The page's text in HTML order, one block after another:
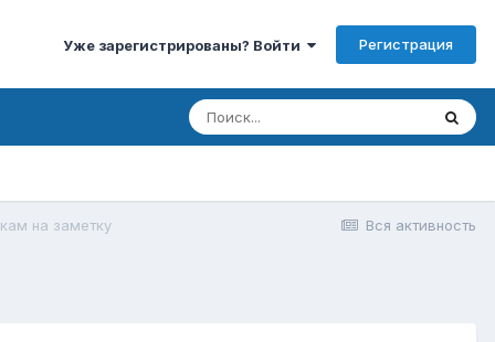
Уже зарегистрированы? Войти Регистрация
Вся активность
на заметку